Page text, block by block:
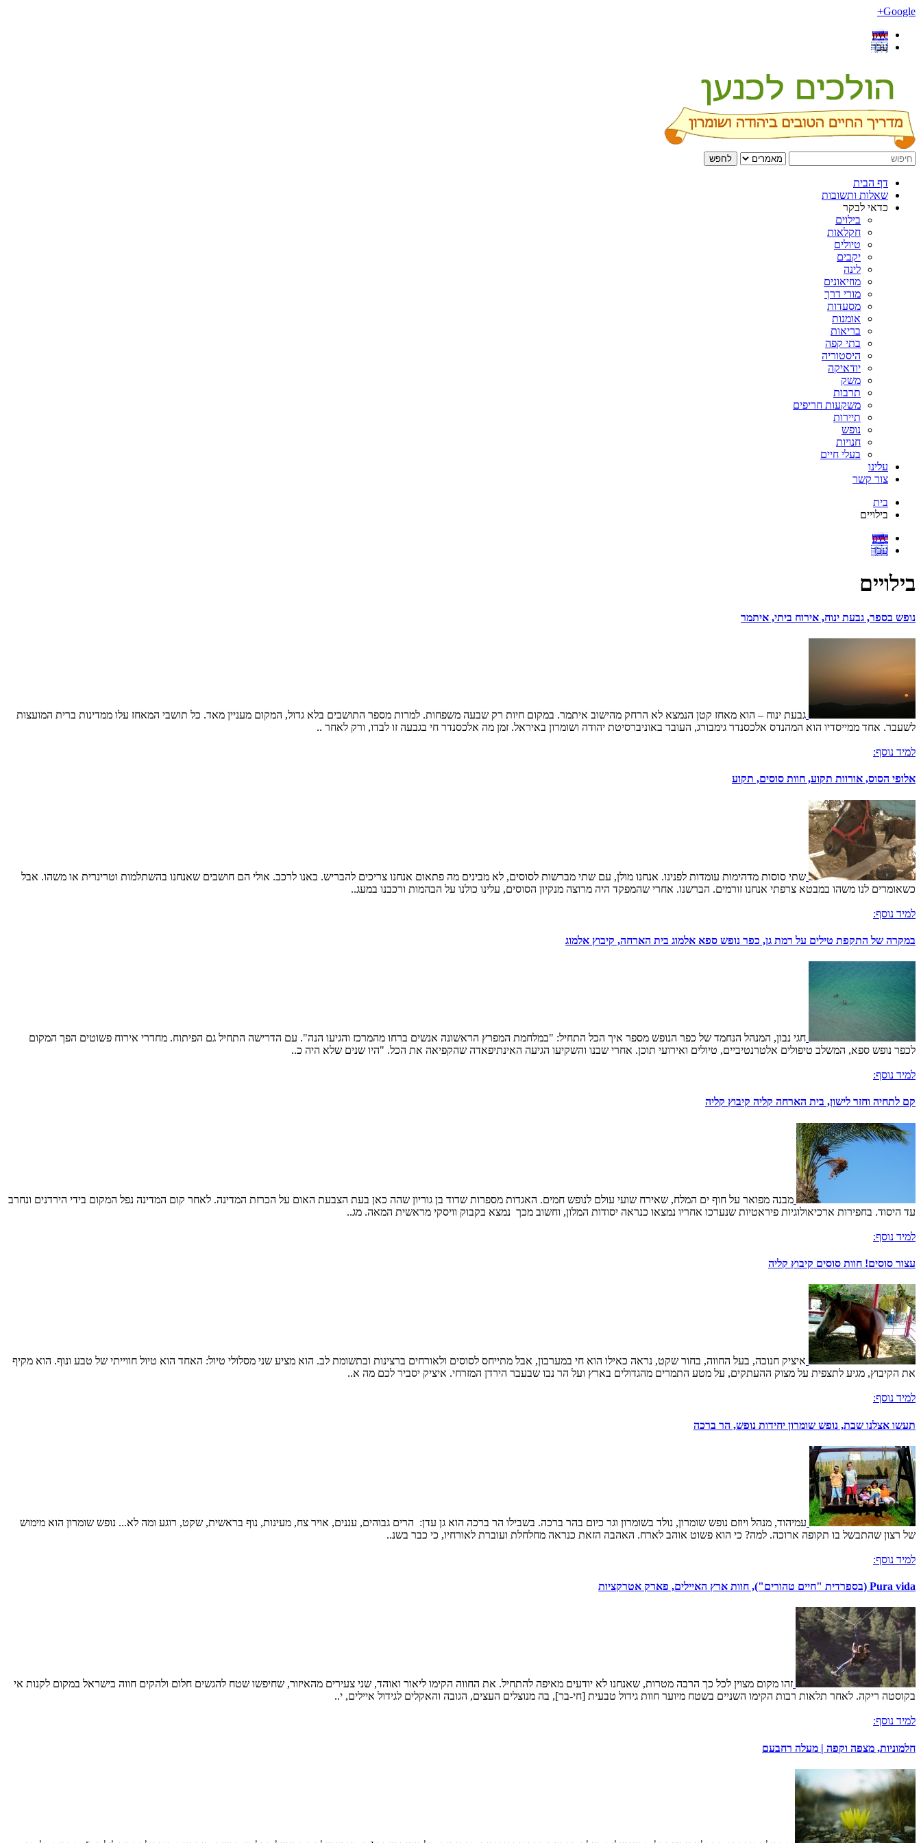
Google+
рус
עבר
לחפש
דף הבית
שאלות ותשובות
כדאי לבקר
בילוים
חקלאות
טיולים
יקבים
לינה
מוזיאונים
מורי דרך
מסעדות
אומנות
בריאות
בתי קפה
היסטוריה
יודאיקה
משק
תרבות
משקעות חריפים
תיירות
נופש
חנויות
בעלי חיים
עלינו
צור קשר
בית
בילויים
рус
עבר
בילויים
נופש בספר, גבעת ינוח, אירוח ביתי, איתמר
גבעת ינוח – הוא מאחז קטן הנמצא לא הרחק מהישוב איתמר. במקום חיות רק שבעה משפחות. למרות מספר התושבים בלא גדול, המקום מעניין מאד. כל תושבי המאחז עלו ממדינות ברית המועצות
לשעבר. אחד ממייסדיו הוא המהנדס אלכסנדר גימבורג, העובד באוניברסיטת יהודה ושומרון באיראל. זמן מה אלכסנדר חי בגבעה זו לבדו, ורק לאחר ..
למיד נוסף:
אלופי הסוס, אורוות תקוע, חוות סוסים, תקוע
שתי סוסות מדהימות עומדות לפנינו. אנחנו מולן, עם שתי מברשות לסוסים, לא מבינים מה פתאום אנחנו צריכים להבריש. באנו לרכב. אולי הם חושבים שאנחנו בהשתלמות וטרינרית או משהו. אבל
כשאומרים לנו משהו במבטא צרפתי אנחנו זורמים. הברשנו. אחרי שהמפקד היה מרוצה מנקיון הסוסים, עלינו כולנו על הבהמות ורכבנו במעג..
למיד נוסף:
במקרה של התקפת טילים על רמת גן, כפר נופש ספא אלמוג בית הארחה, קיבוץ אלמוג
חגי נבון, המנהל הנחמד של כפר הנופש מספר איך הכל התחיל: "במלחמת המפרץ הראשונה אנשים ברחו מהמרכז והגיעו הנה". עם הדרישה התחיל גם הפיתוח. מחדרי אירוח פשוטים הפך המקום
לכפר נופש ספא, המשלב טיפולים אלטרנטיביים, טיולים ואירועי תוכן. אחרי שבנו והשקיעו הגיעה האינתיפאדה שהקפיאה את הכל. "היו שנים שלא היה כ..
למיד נוסף:
קם לתחיה וחזר לישון, בית הארחה קליה קיבוץ קליה
מבנה מפואר על חוף ים המלח, שאירח שועי עולם לנופש חמים. האגדות מספרות שדוד בן גוריון שהה כאן בעת הצבעת האום על הכרזת המדינה. לאחר קום המדינה נפל המקום בידי הירדנים ונחרב
עד היסוד. בחפירות ארכיאולוגיות פיראטיות שנערכו אחריו נמצאו כנראה יסודות המלון, וחשוב מכך נמצא בקבוק וויסקי מראשית המאה. מג..
למיד נוסף:
עצור סוסים! חוות סוסים קיבוץ קליה
איציק חנוכה, בעל החווה, בחור שקט, נראה כאילו הוא חי במערבון, אבל מתייחס לסוסים ולאורחים ברצינות ובתשומת לב. הוא מציע שני מסלולי טיול: האחד הוא טיול חווייתי של טבע ונוף. הוא מקיף
את הקיבוץ, מגיע לתצפית על מצוק ההעתקים, על מטע התמרים מהגדולים בארץ ועל הר נבו שבעבר הירדן המזרחי. איציק יסביר לכם מה א..
למיד נוסף:
תעשו אצלנו שבת, נופש שומרון יחידות נופש, הר ברכה
עמיהוד, מנהל ויוזם נופש שומרון, נולד בשומרון וגר כיום בהר ברכה. בשבילו הר ברכה הוא גן עדן: הרים גבוהים, עננים, אויר צח, מעינות, נוף בראשית, שקט, רוגע ומה לא... נופש שומרון הוא מימוש
של רצון שהתבשל בו תקופה ארוכה. למה? כי הוא פשוט אוהב לארח. האהבה הזאת כנראה מחלחלת ועוברת לאורחיו, כי כבר בשנ..
למיד נוסף:
Pura vida (בספרדית "חיים טהורים"), חוות ארץ האיילים, פארק אטרקציות
זהו מקום מצוין לכל כך הרבה מטרות, שאנחנו לא יודעים מאיפה להתחיל. את החווה הקימו ליאור ואוהד, שני צעירים מהאיזור, שחיפשו שטח להגשים חלום ולהקים חווה בישראל במקום לקנות אי
בקוסטה ריקה. לאחר תלאות רבות הקימו השניים בשטח מיוער חוות גידול טבעית [חי-בר], בה מנוצלים העצים, הגובה והאקלים לגידול איילים, י..
למיד נוסף:
חלמוניות, מצפה וקפה | מעלה רחבעם